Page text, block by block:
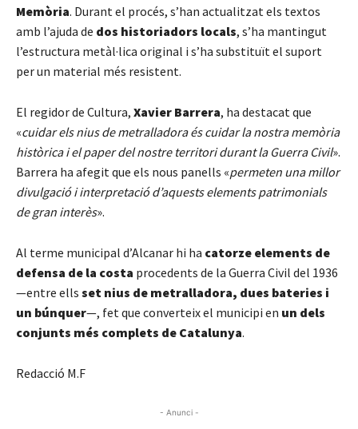
Memòria. Durant el procés, s’han actualitzat els textos
amb l’ajuda de dos historiadors locals, s’ha mantingut
l’estructura metàl·lica original i s’ha substituït el suport
per un material més resistent.
El regidor de Cultura, Xavier Barrera, ha destacat que
«cuidar els nius de metralladora és cuidar la nostra memòria
històrica i el paper del nostre territori durant la Guerra Civil».
Barrera ha afegit que els nous panells «permeten una millor
divulgació i interpretació d’aquests elements patrimonials
de gran interès».
Al terme municipal d’Alcanar hi ha catorze elements de
defensa de la costa procedents de la Guerra Civil del 1936
—entre ells set nius de metralladora, dues bateries i
un búnquer—, fet que converteix el municipi en un dels
conjunts més complets de Catalunya.
Redacció M.F
- Anunci -